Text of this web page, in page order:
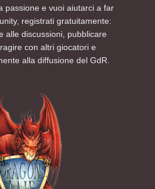
passione e vuoi aiutarci a far
registrati gratuitamente:
alle discussioni, pubblicare
con altri giocatori e
alla diffusione del GdR.